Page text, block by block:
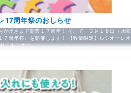
17周年祭のおしらせ
かげさまで開業１７周年！ そこで、３月１８日（水曜
７周年祭』を開催します！ 【数量限定】ルシオーレオ
、ルシオー…